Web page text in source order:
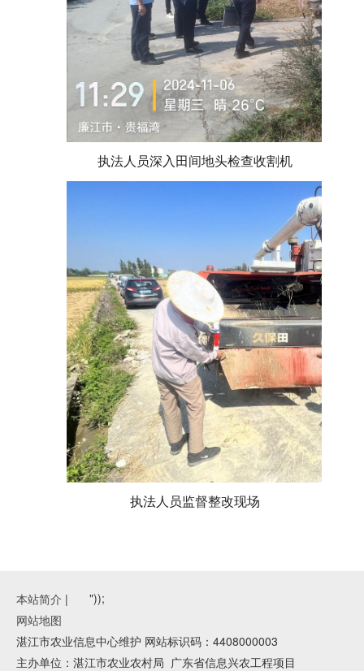
执法人员深入田间地头检查收割机
执法人员监督整改现场
"));
本站简介 |
网站地图
湛江市农业信息中心维护 网站标识码：4408000003
主办单位：湛江市农业农村局 广东省信息兴农工程项目